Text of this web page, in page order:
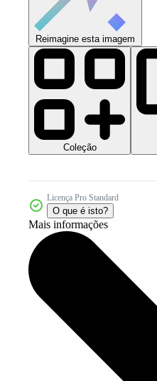
Reimagine esta imagem
Coleção
Licença Pro Standard
O que é isto?
Mais informações